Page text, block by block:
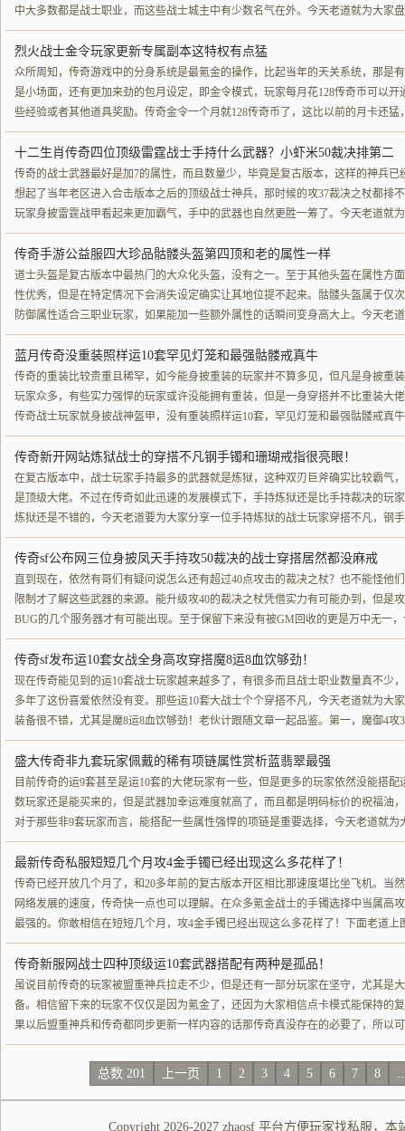
中大多数都是战士职业，而这些战士城主中有少数名气在外。今天老道就为大家
烈火战士金令玩家更新专属副本这特权有点猛
众所周知，传奇游戏中的分身系统是最氪金的操作，比起当年的天关系统，那是
是小场面，还有更加来劲的包月设定，即金令模式，玩家每月花128传奇币可以
些经验或者其他道具奖励。传奇金令一个月就128传奇币了，这比以前的月卡还猛
十二生肖传奇四位顶级雷霆战士手持什么武器？小虾米50裁决排第二
传奇的战士武器最好是加7的属性，而且数量少，毕竟是复古版本，这样的神兵
想起了当年老区进入合击版本之后的顶级战士神兵，那时候的攻37裁决之杖都排
玩家身披雷霆战甲看起来更加霸气，手中的武器也自然更胜一筹了。今天老道就
传奇手游公益服四大珍品骷髅头盔第四顶和老的属性一样
道士头盔是复古版本中最热门的大众化头盔，没有之一。至于其他头盔在属性方
性优秀，但是在特定情况下会消失设定确实让其地位提不起来。骷髅头盔属于仅
防御属性适合三职业玩家，如果能加一些额外属性的话瞬间变身高大上。今天老
蓝月传奇没重装照样运10套罕见灯笼和最强骷髅戒真牛
传奇的重装比较贵重且稀罕，如今能身披重装的玩家并不算多见，但凡是身披重
玩家众多，有些实力强悍的玩家或许没能拥有重装，但是一身穿搭并不比重装大
传奇战士玩家就身披战神盔甲，没有重装照样运10套，罕见灯笼和最强骷髅戒真
传奇新开网站炼狱战士的穿搭不凡钢手镯和珊瑚戒指很亮眼！
在复古版本中，战士玩家手持最多的武器就是炼狱，这种双刃巨斧确实比较霸气
是顶级大佬。不过在传奇如此迅速的发展模式下，手持炼狱还是比手持裁决的玩
炼狱还是不错的，今天老道要为大家分享一位手持炼狱的战士玩家穿搭不凡，钢
传奇sf公布网三位身披凤天手持攻50裁决的战士穿搭居然都没麻戒
直到现在，依然有哥们有疑问说怎么还有超过40点攻击的裁决之杖？也不能怪他
限制才了解这些武器的来源。能升级攻40的裁决之杖凭借实力有可能办到，但是
BUG的几个服务器才有可能出现。至于保留下来没有被GM回收的更是万中无一
传奇sf发布运10套女战全身高攻穿搭魔8运8血饮够劲！
现在传奇能见到的运10套战士玩家越来越多了，有很多而且战士职业数量真不少
多年了这份喜爱依然没有变。那些运10套大战士个个穿搭不凡，今天老道就为大
装备很不错，尤其是魔8运8血饮够劲！老伙计跟随文章一起品鉴。第一，魔御4攻
盛大传奇非九套玩家佩戴的稀有项链属性赏析蓝翡翠最强
目前传奇的运9套甚至是运10套的大佬玩家有一些，但是更多的玩家依然没能搭
数玩家还是能买来的，但是武器加幸运难度就高了，而且都是明码标价的祝福油
对于那些非9套玩家而言，能搭配一些属性强悍的项链是重要选择，今天老道就为
最新传奇私服短短几个月攻4金手镯已经出现这么多花样了！
传奇已经开放几个月了，和20多年前的复古版本开区相比那速度堪比坐飞机。当
网络发展的速度，传奇快一点也可以理解。在众多氪金战士的手镯选择中当属高
最强的。你敢相信在短短几个月，攻4金手镯已经出现这么多花样了！下面老道上
传奇新服网战士四种顶级运10套武器搭配有两种是孤品！
虽说目前传奇的玩家被盟重神兵拉走不少，但是还有一部分玩家在坚守，尤其是
备。相信留下来的玩家不仅仅是因为氪金了，还因为大家相信点卡模式能保持的
果以后盟重神兵和传奇都同步更新一样内容的话那传奇真没存在的必要了，所以
总数 201 上一页 1 2 3 4 5 6 7 8
Copyright 2026-2027 zhaosf平台方便玩家找私服 ，本